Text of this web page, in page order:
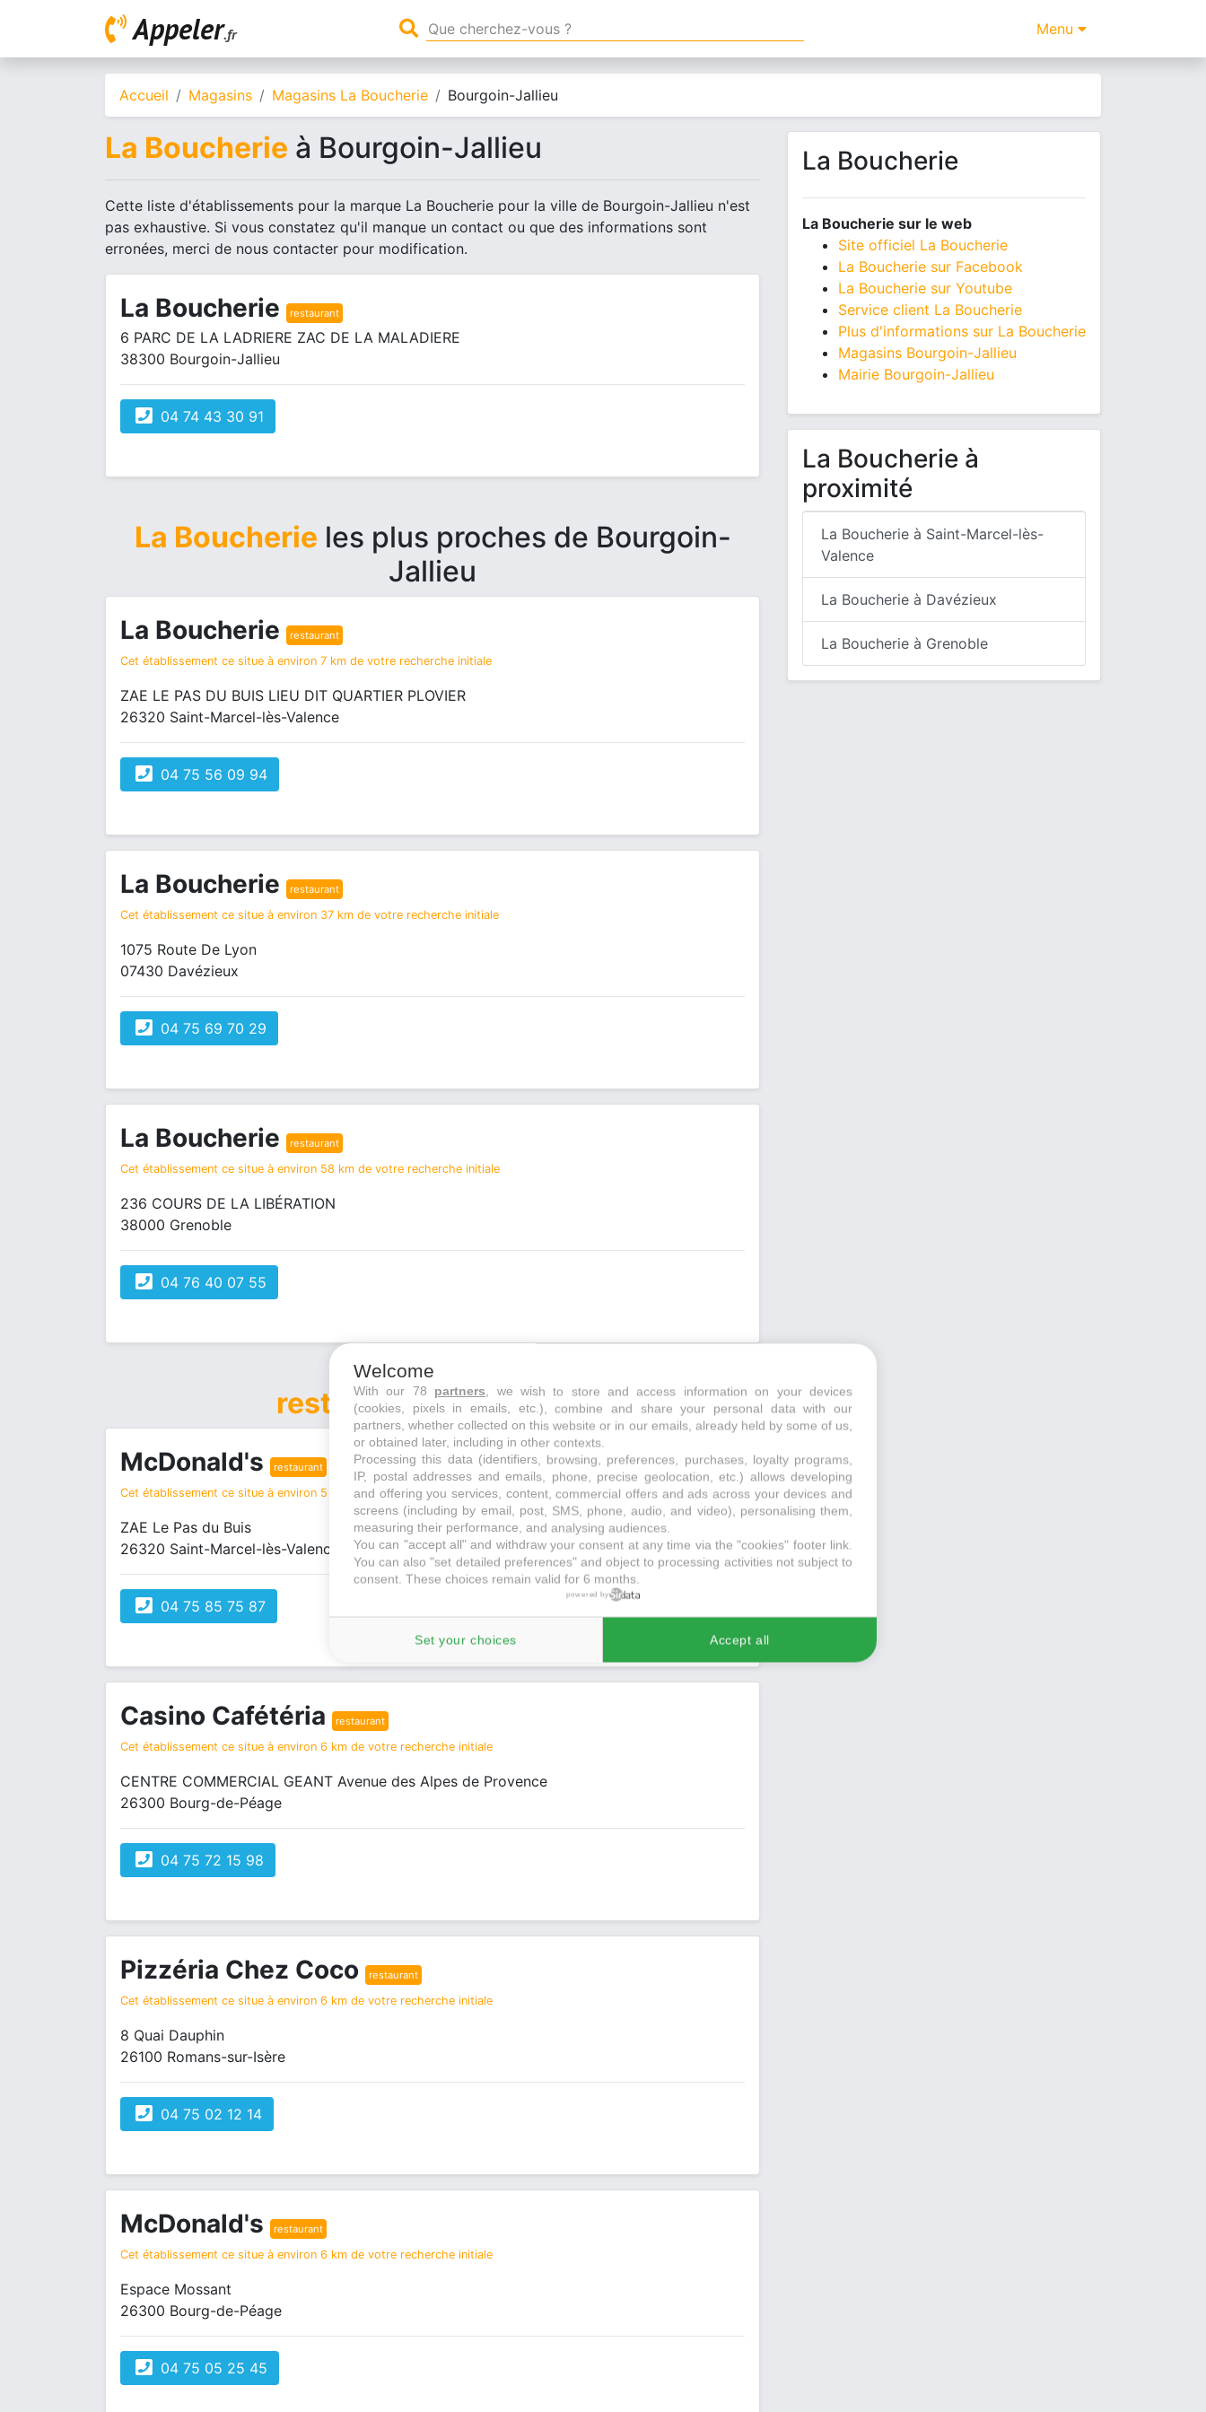
Appeler.fr Menu
Accueil Magasins Magasins La Boucherie Bourgoin-Jallieu
La Boucherie à Bourgoin-Jallieu
Cette liste d'établissements pour la marque La Boucherie pour la ville de Bourgoin-Jallieu n'est
pas exhaustive. Si vous constatez qu'il manque un contact ou que des informations sont
erronées, merci de nous contacter pour modification.
La Boucherie restaurant
6 PARC DE LA LADRIERE ZAC DE LA MALADIERE
38300 Bourgoin-Jallieu
04 74 43 30 91
La Boucherie les plus proches de Bourgoin-
Jallieu
La Boucherie restaurant
Cet établissement ce situe à environ 7 km de votre recherche initiale
ZAE LE PAS DU BUIS LIEU DIT QUARTIER PLOVIER
26320 Saint-Marcel-lès-Valence
04 75 56 09 94
La Boucherie restaurant
Cet établissement ce situe à environ 37 km de votre recherche initiale
1075 Route De Lyon
07430 Davézieux
04 75 69 70 29
La Boucherie restaurant
Cet établissement ce situe à environ 58 km de votre recherche initiale
236 COURS DE LA LIBÉRATION
38000 Grenoble
04 76 40 07 55
restaurantjuste à côté
McDonald's restaurant
Cet établissement ce situe à environ 5 km de votre recherche initiale
ZAE Le Pas du Buis
26320 Saint-Marcel-lès-Valence
04 75 85 75 87
Casino Cafétéria restaurant
Cet établissement ce situe à environ 6 km de votre recherche initiale
CENTRE COMMERCIAL GEANT Avenue des Alpes de Provence
26300 Bourg-de-Péage
04 75 72 15 98
Pizzéria Chez Coco restaurant
Cet établissement ce situe à environ 6 km de votre recherche initiale
8 Quai Dauphin
26100 Romans-sur-Isère
04 75 02 12 14
McDonald's restaurant
Cet établissement ce situe à environ 6 km de votre recherche initiale
Espace Mossant
26300 Bourg-de-Péage
04 75 05 25 45
La Boucherie
La Boucherie sur le web
Site officiel La Boucherie
La Boucherie sur Facebook
La Boucherie sur Youtube
Service client La Boucherie
Plus d'informations sur La Boucherie
Magasins Bourgoin-Jallieu
Mairie Bourgoin-Jallieu
La Boucherie à
proximité
La Boucherie à Saint-Marcel-lès-
Valence
La Boucherie à Davézieux
La Boucherie à Grenoble
Welcome
With our 78 partners, we wish to store and access information on your devices
(cookies, pixels in emails, etc.), combine and share your personal data with our
partners, whether collected on this website or in our emails, already held by some of us,
or obtained later, including in other contexts.
Processing this data (identifiers, browsing, preferences, purchases, loyalty programs,
IP, postal addresses and emails, phone, precise geolocation, etc.) allows developing
and offering you services, content, commercial offers and ads across your devices and
screens (including by email, post, SMS, phone, audio, and video), personalising them,
measuring their performance, and analysing audiences.
You can "accept all" and withdraw your consent at any time via the "cookies" footer link.
You can also "set detailed preferences" and object to processing activities not subject to
consent. These choices remain valid for 6 months.
powered by
Set your choices Accept all